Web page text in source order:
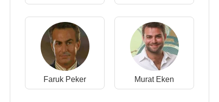
Faruk Peker Murat Eken